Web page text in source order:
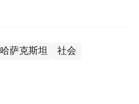
哈萨克斯坦 社会